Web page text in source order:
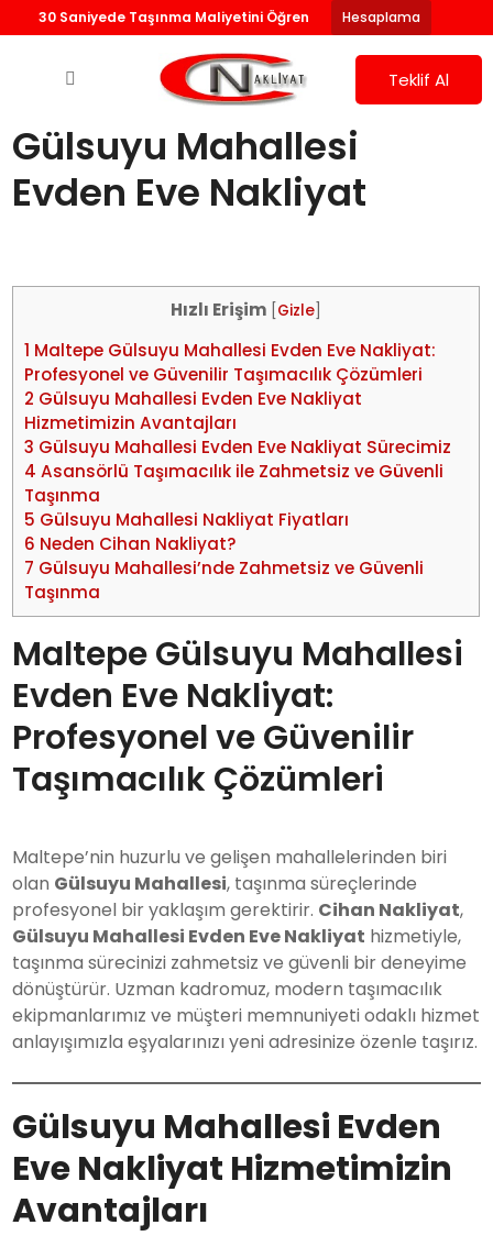
30 Saniyede Taşınma Maliyetini Öğren Hesaplama
Teklif Al
Gülsuyu Mahallesi
Evden Eve Nakliyat
Hızlı Erişim Gizle
1 Maltepe Gülsuyu Mahallesi Evden Eve Nakliyat:
Profesyonel ve Güvenilir Taşımacılık Çözümleri
2 Gülsuyu Mahallesi Evden Eve Nakliyat
Hizmetimizin Avantajları
3 Gülsuyu Mahallesi Evden Eve Nakliyat Sürecimiz
4 Asansörlü Taşımacılık ile Zahmetsiz ve Güvenli
Taşınma
5 Gülsuyu Mahallesi Nakliyat Fiyatları
6 Neden Cihan Nakliyat?
7 Gülsuyu Mahallesi’nde Zahmetsiz ve Güvenli
Taşınma
Maltepe Gülsuyu Mahallesi
Evden Eve Nakliyat:
Profesyonel ve Güvenilir
Taşımacılık Çözümleri
Maltepe’nin huzurlu ve gelişen mahallelerinden biri
olan Gülsuyu Mahallesi, taşınma süreçlerinde
profesyonel bir yaklaşım gerektirir. Cihan Nakliyat,
Gülsuyu Mahallesi Evden Eve Nakliyat hizmetiyle,
taşınma sürecinizi zahmetsiz ve güvenli bir deneyime
dönüştürür. Uzman kadromuz, modern taşımacılık
ekipmanlarımız ve müşteri memnuniyeti odaklı hizmet
anlayışımızla eşyalarınızı yeni adresinize özenle taşırız.
Gülsuyu Mahallesi Evden
Eve Nakliyat Hizmetimizin
Avantajları